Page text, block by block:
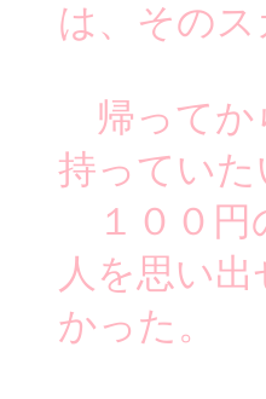
は、その
帰ってか
持ってい
１００円
人を思い
かった。